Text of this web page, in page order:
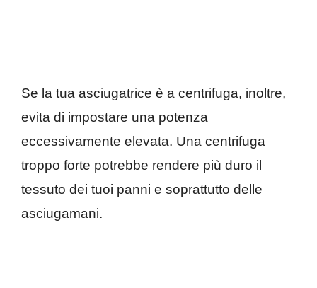
Se la tua asciugatrice è a centrifuga, inoltre,
evita di impostare una potenza
eccessivamente elevata. Una centrifuga
troppo forte potrebbe rendere più duro il
tessuto dei tuoi panni e soprattutto delle
asciugamani.